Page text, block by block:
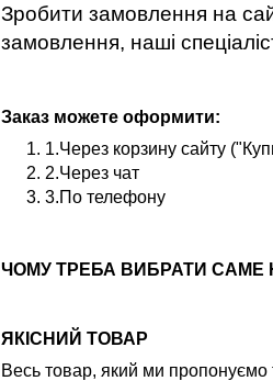
Зробити замовлення на
замовлення, наші
Заказ можете оформити:
1.Через корзину сайту
2.Через чат
3.По телефону
ЧОМУ ТРЕБА ВИБРАТИ САМЕ
ЯКІСНИЙ ТОВАР
Весь товар, який ми пропонуємо